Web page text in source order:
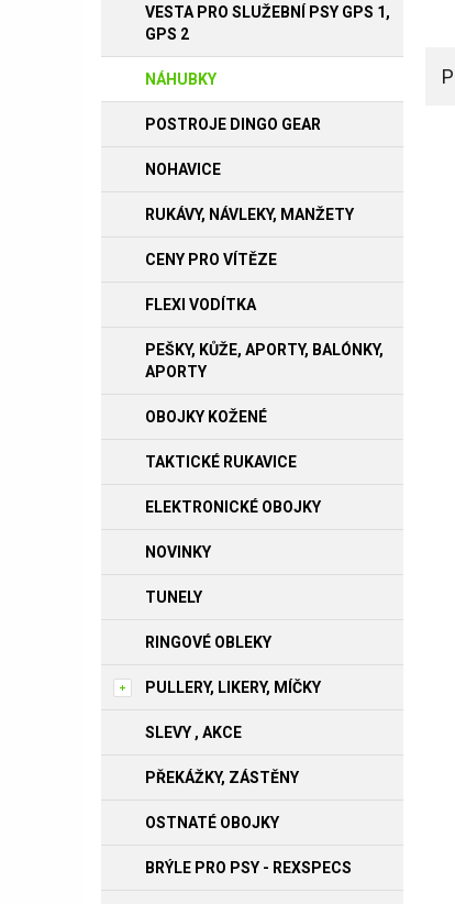
VESTA PRO SLUŽEBNÍ PSY GPS 1,
GPS 2
NÁHUBKY
POSTROJE DINGO GEAR
NOHAVICE
RUKÁVY, NÁVLEKY, MANŽETY
CENY PRO VÍTĚZE
FLEXI VODÍTKA
PEŠKY, KŮŽE, APORTY, BALÓNKY,
APORTY
OBOJKY KOŽENÉ
TAKTICKÉ RUKAVICE
ELEKTRONICKÉ OBOJKY
NOVINKY
TUNELY
RINGOVÉ OBLEKY
PULLERY, LIKERY, MÍČKY
SLEVY , AKCE
PŘEKÁŽKY, ZÁSTĚNY
OSTNATÉ OBOJKY
BRÝLE PRO PSY - REXSPECS